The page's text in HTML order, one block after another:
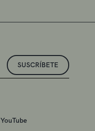
SUSCRÍBETE
YouTube